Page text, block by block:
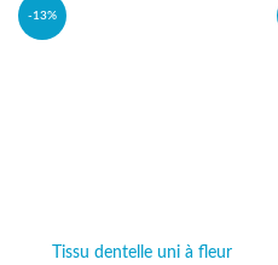
-13%
Tissu dentelle uni à fleur